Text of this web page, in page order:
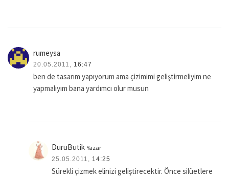
rumeysa
20.05.2011, 16:47
ben de tasarım yapıyorum ama çizimimi geliştirmeliyim ne
yapmalıyım bana yardımcı olur musun
DuruButik Yazar
25.05.2011, 14:25
Sürekli çizmek elinizi geliştirecektir. Önce silüetlere